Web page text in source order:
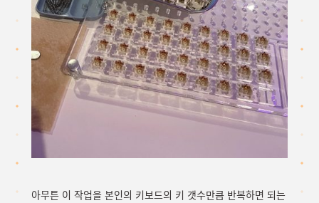
아무튼 이 작업을 본인의 키보드의 키 갯수만큼 반복하면 되는